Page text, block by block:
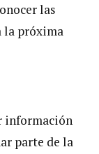
las
la próxima
información
parte de la